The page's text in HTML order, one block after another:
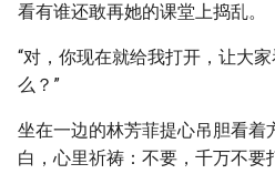
看有谁还敢再她的课堂上捣乱。
“对，你现在就给我打开，让大
么？”
坐在一边的林芳菲提心吊胆看着
白，心里祈祷：不要，千万不要